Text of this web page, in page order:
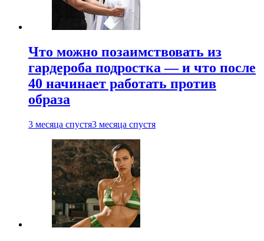
Что можно позаимствовать из
гардероба подростка — и что после
40 начинает работать против
образа
3 месяца спустя3 месяца спустя